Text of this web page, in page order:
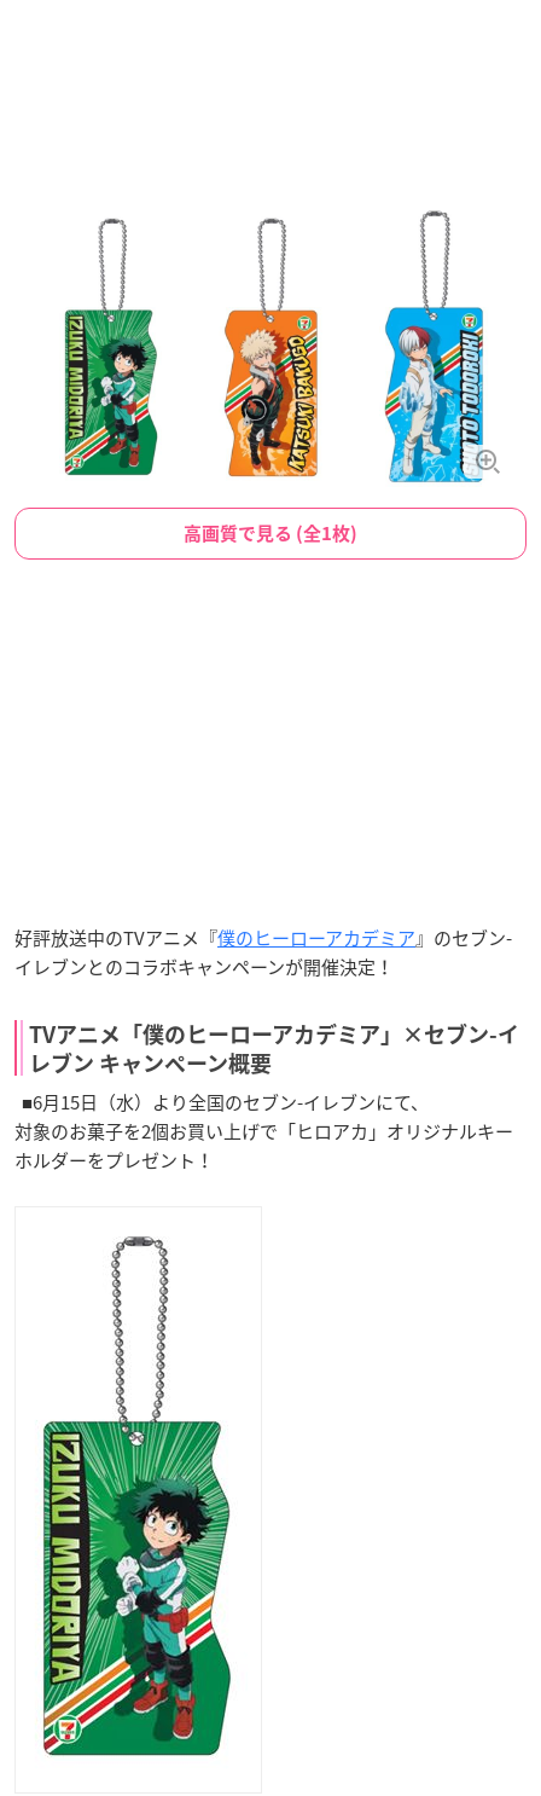
高画質で見る (全1枚)
好評放送中のTVアニメ『僕のヒーローアカデミア』のセブン-
イレブンとのコラボキャンペーンが開催決定！
TVアニメ「僕のヒーローアカデミア」×セブン-イ
レブン キャンペーン概要
■6月15日（水）より全国のセブン-イレブンにて、
対象のお菓子を2個お買い上げで「ヒロアカ」オリジナルキー
ホルダーをプレゼント！